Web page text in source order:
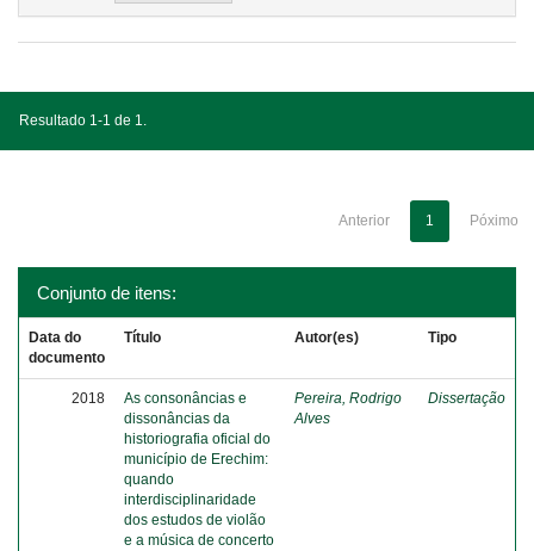
Resultado 1-1 de 1.
Anterior 1 Póximo
Conjunto de itens:
Data do
documento
Título Autor(es) Tipo
2018
As consonâncias e
dissonâncias da
historiografia oficial do
município de Erechim:
quando
interdisciplinaridade
dos estudos de violão
e a música de concerto
Pereira, Rodrigo
Alves
Dissertação